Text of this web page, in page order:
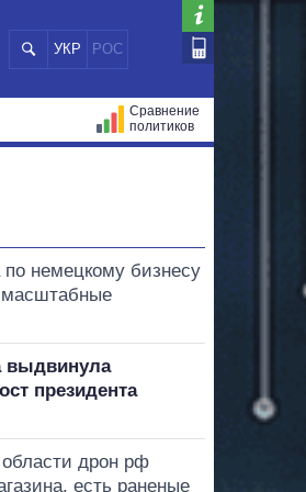
УКР РОС
Сравнение
политиков
немецкому бизнесу
масштабные
выдвинула
президента
дрон рф
есть раненые